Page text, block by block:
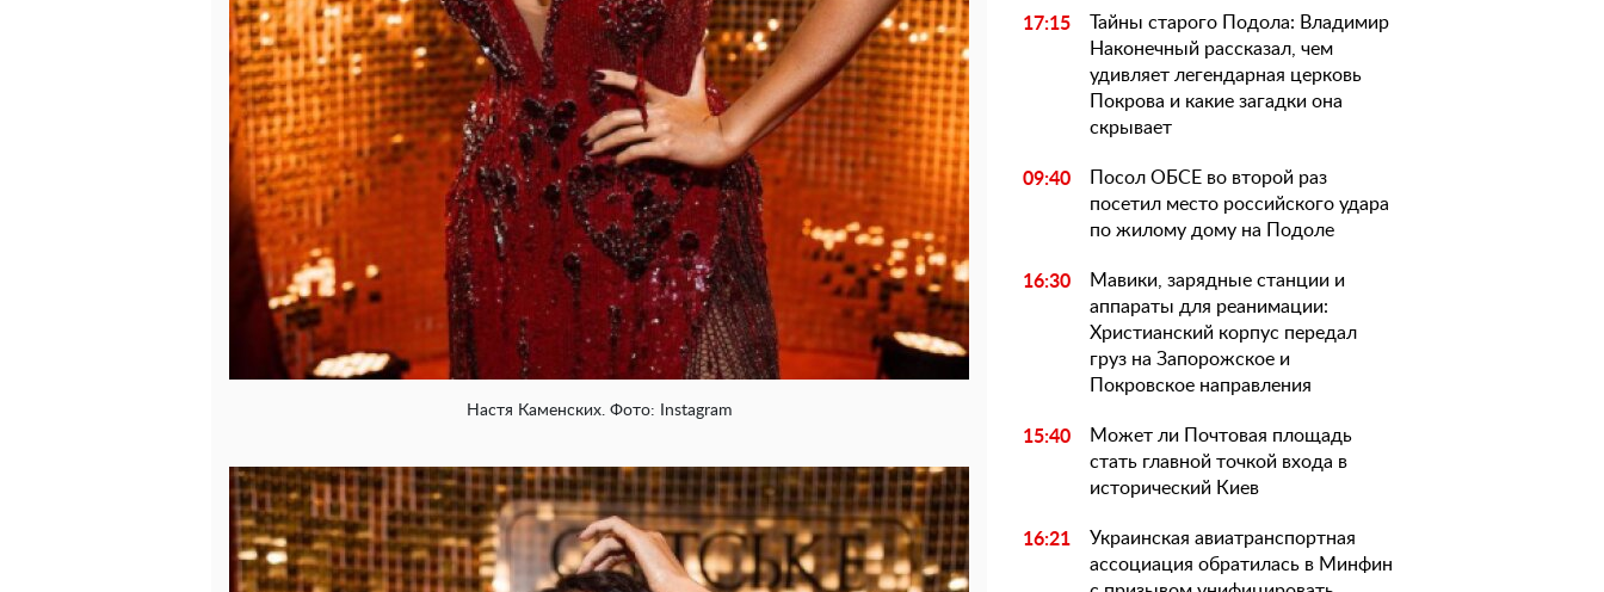
Настя Каменских. Фото: Instagram
17:15
Тайны старого Подола: Владимир
Наконечный рассказал, чем
удивляет легендарная церковь
Покрова и какие загадки она
скрывает
09:40
Посол ОБСЕ во второй раз
посетил место российского удара
по жилому дому на Подоле
16:30
Мавики, зарядные станции и
аппараты для реанимации:
Христианский корпус передал
груз на Запорожское и
Покровское направления
15:40
Может ли Почтовая площадь
стать главной точкой входа в
исторический Киев
16:21
Украинская авиатранспортная
ассоциация обратилась в Минфин